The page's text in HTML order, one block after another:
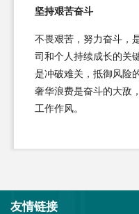
坚持艰苦奋斗
不畏艰苦，努力奋斗，
司和个人持续成长的关
是冲破难关，抵御风险
奢华浪费是奋斗的大敌
工作作风。
友情链接